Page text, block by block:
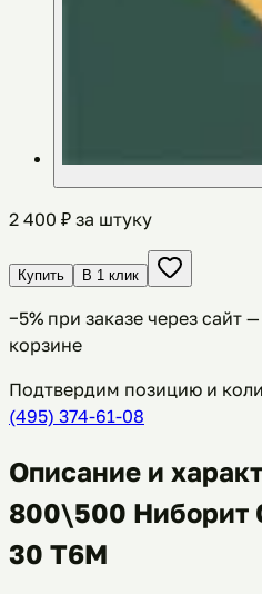
2 400 ₽ за штуку
Купить В 1 клик
−5% при заказе через сайт
корзине
Подтвердим позицию и
(495) 374-61-08
Описание и
800\500 Ниборит
30 Т6М